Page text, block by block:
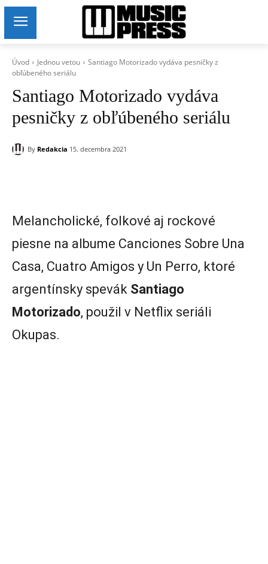
Úvod Jednou vetou
Santiago Motorizado vydáva pesničky z
obľúbeného seriálu
Santiago Motorizado vydáva
pesničky z obľúbeného seriálu
By Redakcia 15. decembra 2021
Melancholické, folkové aj rockové
piesne na albume Canciones Sobre Una
Casa, Cuatro Amigos y Un Perro, ktoré
argentínsky spevák Santiago
Motorizado, použil v Netflix seriáli
Okupas.